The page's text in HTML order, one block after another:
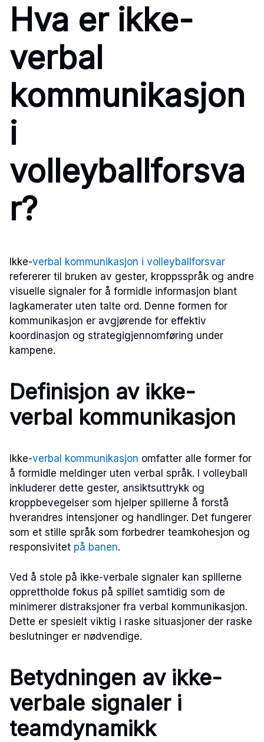
Hva er ikke-
verbal
kommunikasjon
i
volleyballforsva
r?
Ikke-verbal kommunikasjon i volleyballforsvar
refererer til bruken av gester, kroppsspråk og andre
visuelle signaler for å formidle informasjon blant
lagkamerater uten talte ord. Denne formen for
kommunikasjon er avgjørende for effektiv
koordinasjon og strategigjennomføring under
kampene.
Definisjon av ikke-
verbal kommunikasjon
Ikke-verbal kommunikasjon omfatter alle former for
å formidle meldinger uten verbal språk. I volleyball
inkluderer dette gester, ansiktsuttrykk og
kroppbevegelser som hjelper spillerne å forstå
hverandres intensjoner og handlinger. Det fungerer
som et stille språk som forbedrer teamkohesjon og
responsivitet på banen.
Ved å stole på ikke-verbale signaler kan spillerne
opprettholde fokus på spillet samtidig som de
minimerer distraksjoner fra verbal kommunikasjon.
Dette er spesielt viktig i raske situasjoner der raske
beslutninger er nødvendige.
Betydningen av ikke-
verbale signaler i
teamdynamikk